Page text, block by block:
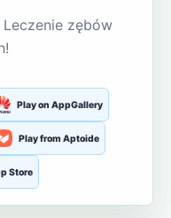
zębów
Play on AppGallery
Play from Aptoide
Store